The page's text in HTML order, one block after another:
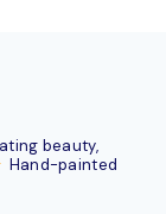
beauty,
Hand-painted